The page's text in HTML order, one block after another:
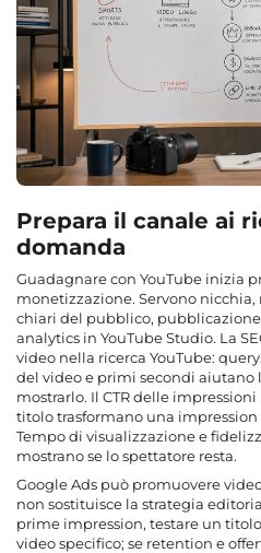
Prepara il canale ai
domanda
Guadagnare con YouTube inizia
monetizzazione. Servono
chiari del pubblico,
analytics in YouTube Studio. La
video nella ricerca YouTube:
del video e primi secondi aiutano
mostrarlo. Il CTR delle
titolo trasformano una
Tempo di visualizzazione e
mostrano se lo spettatore resta.
Google Ads può promuovere
non sostituisce la strategia
prime impression, testare un
video specifico; se retention e